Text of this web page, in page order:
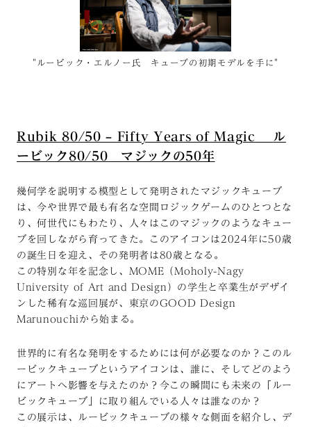
"ルービック・エルノー氏 キューブの初期モデルを手に"
Rubik 80/50 – Fifty Years of Magic
ル
ービック80/50 マジックの50年
幾何学を説明する模型として発明されたマジックキューブ
は、今や世界で最も有名な空間ロジックゲームのひとつとな
り、何世代にもわたり、人々はこのマジックのようなキュー
ブを回しながら育ってきた。このアイコンは2024年に50歳
の誕生日を迎え、その発明者は80歳となる。
この特別な年を記念し、MOME（Moholy-Nagy
University of Art and Design）の学生と卒業生がデザイ
ンした稀有な巡回展が、東京のGOOD Design
Marunouchiから始まる。
世界的に有名な発明をするためには何が必要なのか？このル
ービックキューブというアイコンは、誰に、そしてどのよう
にアートへ影響を与えたのか？今この瞬間にも未来の「ルー
ビックキューブ」に取り組んでいる人々は誰なのか？
この展示は、ルービックキューブの様々な側面を紹介し、デ